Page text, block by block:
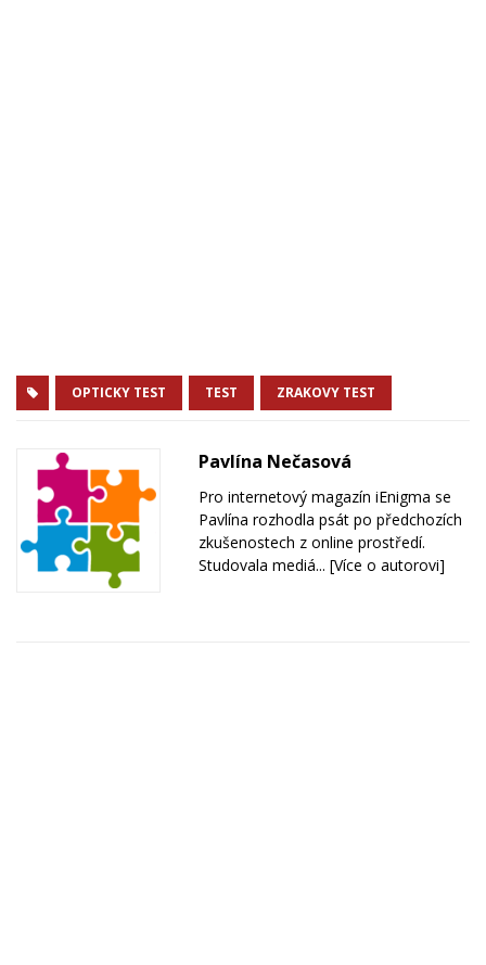
OPTICKY TEST TEST ZRAKOVY TEST
Pavlína Nečasová
Pro internetový magazín iEnigma se
Pavlína rozhodla psát po předchozích
zkušenostech z online prostředí.
Studovala mediá... [Více o autorovi]